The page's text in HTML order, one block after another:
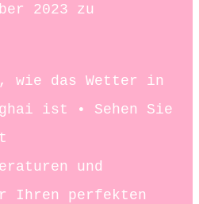
2023 zu
wie das Wetter in
ist • Sehen Sie
und
Ihren perfekten